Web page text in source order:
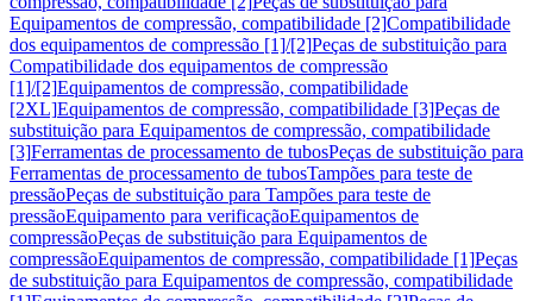
Equipamentos de compressão, compatibilidade [2]Compatibilidade
dos equipamentos de compressão [1]/[2]Peças de substituição para
Compatibilidade dos equipamentos de compressão
[1]/[2]Equipamentos de compressão, compatibilidade
[2XL]Equipamentos de compressão, compatibilidade [3]Peças de
substituição para Equipamentos de compressão, compatibilidade
[3]Ferramentas de processamento de tubosPeças de substituição para
Ferramentas de processamento de tubosTampões para teste de
pressãoPeças de substituição para Tampões para teste de
pressãoEquipamento para verificaçãoEquipamentos de
compressãoPeças de substituição para Equipamentos de
compressãoEquipamentos de compressão, compatibilidade [1]Peças
de substituição para Equipamentos de compressão, compatibilidade